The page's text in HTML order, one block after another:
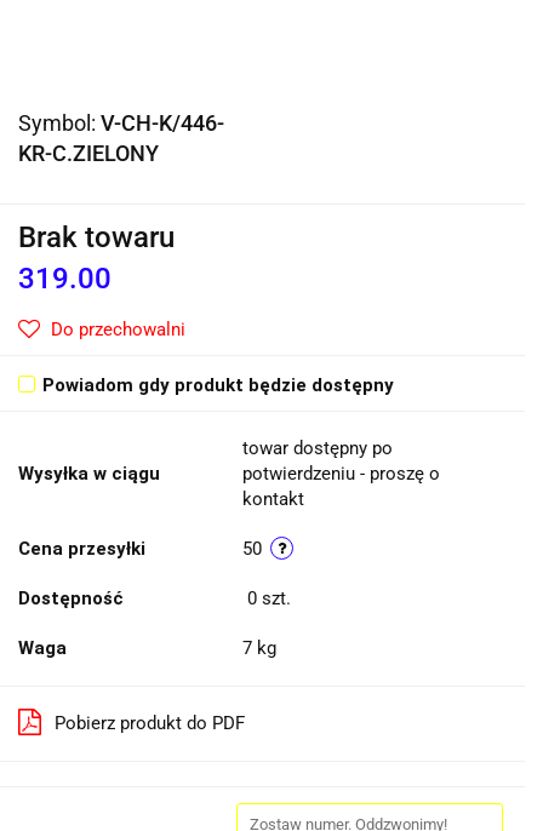
Symbol: V-CH-K/446-
KR-C.ZIELONY
Brak towaru
319.00
Do przechowalni
Powiadom gdy produkt będzie dostępny
Wysyłka w ciągu
towar dostępny po
potwierdzeniu - proszę o
kontakt
Cena przesyłki 50
Dostępność 0 szt.
Waga 7 kg
Pobierz produkt do PDF